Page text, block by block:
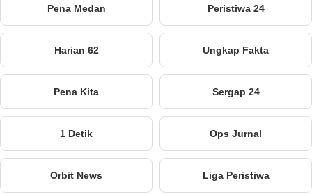
Pena Medan Peristiwa 24
Harian 62 Ungkap Fakta
Pena Kita Sergap 24
1 Detik Ops Jurnal
Orbit News Liga Peristiwa